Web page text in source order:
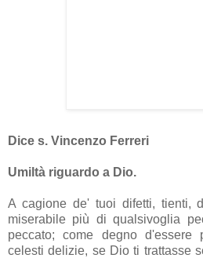
Dice s. Vincenzo Ferreri
Umiltà riguardo a Dio.
A cagione de' tuoi difetti, tienti,
miserabile più di qualsivoglia
peccato; come degno
celesti delizie, se Dio ti trattasse